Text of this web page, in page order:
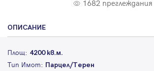
1682 преглеждания
ОПИСАНИЕ
Площ: 4200 кв.м.
Тип Имот: Парцел/Терен